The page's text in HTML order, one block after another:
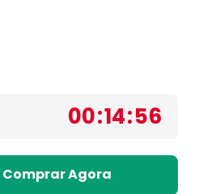
00:14:55
Comprar Agora